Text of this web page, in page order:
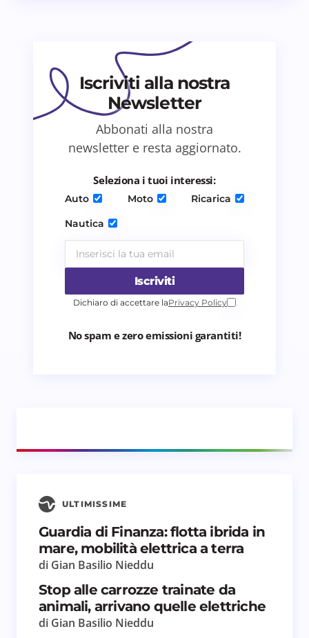
Salva il mio nome e email in questo browser
per il prossimo commento.
Invia commento
Iscriviti alla nostra
Newsletter
Abbonati alla nostra
newsletter e resta aggiornato.
Seleziona i tuoi interessi:
Auto Moto
Ricarica
Nautica
Iscriviti
Dichiaro di accettare laPrivacy Policy
No spam e zero emissioni garantiti!
ULTIMISSIME
Guardia di Finanza: flotta ibrida in
mare, mobilità elettrica a terra
di Gian Basilio Nieddu
Stop alle carrozze trainate da
animali, arrivano quelle elettriche
di Gian Basilio Nieddu